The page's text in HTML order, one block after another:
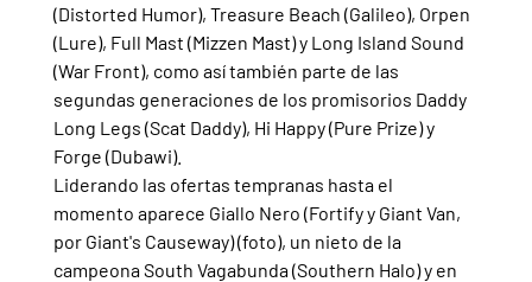
(Distorted Humor), Treasure Beach (Galileo), Orpen
(Lure), Full Mast (Mizzen Mast) y Long Island Sound
(War Front), como así también parte de las
segundas generaciones de los promisorios Daddy
Long Legs (Scat Daddy), Hi Happy (Pure Prize) y
Forge (Dubawi).
Liderando las ofertas tempranas hasta el
momento aparece Giallo Nero (Fortify y Giant Van,
por Giant's Causeway) (foto), un nieto de la
campeona South Vagabunda (Southern Halo) y en